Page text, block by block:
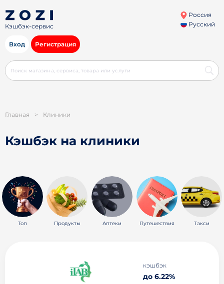
Кэшбэк-сервис
Россия
Русский
Вход Регистрация
Главная > Клиники
Кэшбэк на клиники
Топ Продукты Аптеки Путешествия Такси
кэшбэк
до 6.22%